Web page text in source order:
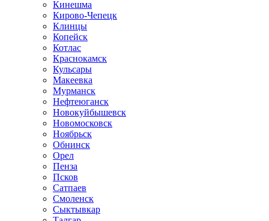
Кинешма
Кирово-Чепецк
Клинцы
Копейск
Котлас
Краснокамск
Кульсары
Макеевка
Мурманск
Нефтеюганск
Новокуйбышевск
Новомосковск
Ноябрьск
Обнинск
Орел
Пенза
Псков
Сатпаев
Смоленск
Сыктывкар